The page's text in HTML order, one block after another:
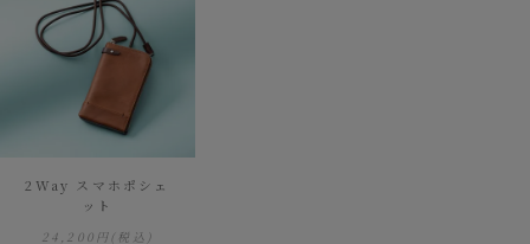
2Way スマホポシェ
ット
24,200円(税込)